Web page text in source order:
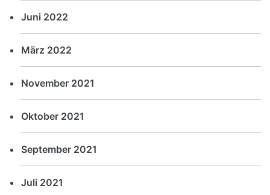
Juni 2022
März 2022
November 2021
Oktober 2021
September 2021
Juli 2021